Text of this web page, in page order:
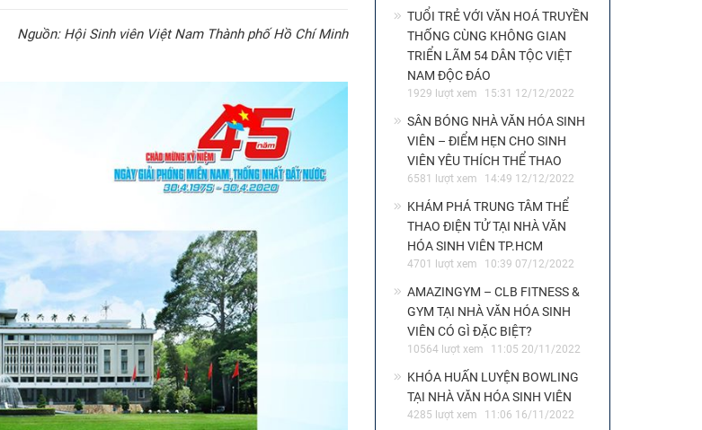
Nguồn: Hội Sinh viên Việt Nam Thành phố Hồ Chí Minh
TUỔI TRẺ VỚI VĂN HOÁ TRUYỀN
THỐNG CÙNG KHÔNG GIAN
TRIỂN LÃM 54 DÂN TỘC VIỆT
NAM ĐỘC ĐÁO
1929 lượt xem 15:31 12/12/2022
SÂN BÓNG NHÀ VĂN HÓA SINH
VIÊN – ĐIỂM HẸN CHO SINH
VIÊN YÊU THÍCH THỂ THAO
6581 lượt xem 14:49 12/12/2022
KHÁM PHÁ TRUNG TÂM THỂ
THAO ĐIỆN TỬ TẠI NHÀ VĂN
HÓA SINH VIÊN TP.HCM
4701 lượt xem 10:39 07/12/2022
AMAZINGYM – CLB FITNESS &
GYM TẠI NHÀ VĂN HÓA SINH
VIÊN CÓ GÌ ĐẶC BIỆT?
10564 lượt xem 11:05 20/11/2022
KHÓA HUẤN LUYỆN BOWLING
TẠI NHÀ VĂN HÓA SINH VIÊN
4285 lượt xem 11:06 16/11/2022